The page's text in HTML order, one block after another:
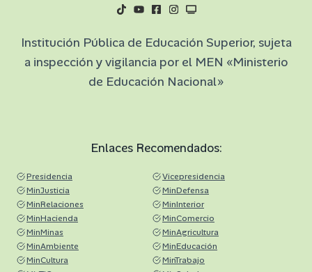
Institución Pública de Educación Superior, sujeta
a inspección y vigilancia por el MEN «Ministerio
de Educación Nacional»
Enlaces Recomendados:
Presidencia
Vicepresidencia
MinJusticia
MinDefensa
MinRelaciones
MinInterior
MinHacienda
MinComercio
MinMinas
MinAgricultura
MinAmbiente
MinEducación
MinCultura
MinTrabajo